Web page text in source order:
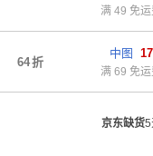
满 49 免
64折
中图
满 69 免
京东缺货5